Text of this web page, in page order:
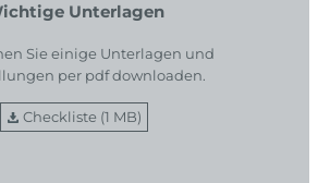
Unterlagen
Sie einige Unterlagen und
per pdf downloaden.
Checkliste (1 MB)